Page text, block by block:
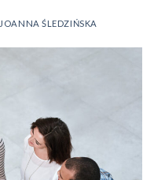
JOANNA ŚLEDZIŃSKA